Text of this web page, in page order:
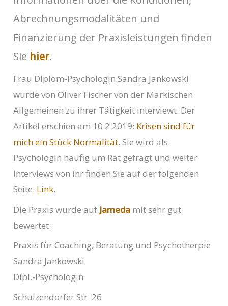
Abrechnungsmodalitäten und
Finanzierung der Praxisleistungen finden
Sie hier.
Frau Diplom-Psychologin Sandra Jankowski
wurde von Oliver Fischer von der Märkischen
Allgemeinen zu ihrer Tätigkeit interviewt. Der
Artikel erschien am 10.2.2019: Krisen sind für
mich ein Stück Normalität. Sie wird als
Psychologin häufig um Rat gefragt und weiter
Interviews von ihr finden Sie auf der folgenden
Seite: Link.
Die Praxis wurde auf Jameda mit sehr gut
bewertet.
Praxis für Coaching, Beratung und Psychotherpie
Sandra Jankowski
Dipl.-Psychologin
Schulzendorfer Str. 26